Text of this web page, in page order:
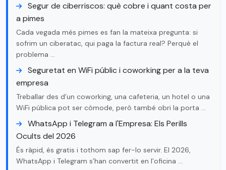
Segur de ciberriscos: què cobre i quant costa per
a pimes
Cada vegada més pimes es fan la mateixa pregunta: si
sofrim un ciberatac, qui paga la factura real? Perquè el
problema …
Seguretat en WiFi públic i coworking per a la teva
empresa
Treballar des d’un coworking, una cafeteria, un hotel o una
WiFi pública pot ser còmode, però també obri la porta …
WhatsApp i Telegram a l'Empresa: Els Perills
Ocults del 2026
És ràpid, és gratis i tothom sap fer-lo servir. El 2026,
WhatsApp i Telegram s’han convertit en l’oficina …